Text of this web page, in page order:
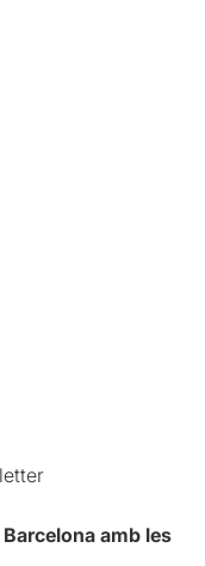
amb les